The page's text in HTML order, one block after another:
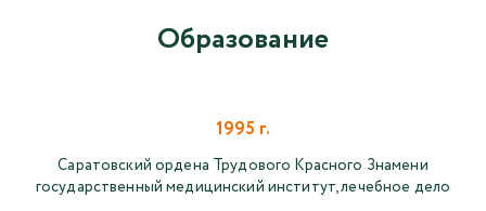
Образование
1995 г.
Саратовский ордена Трудового Красного Знамени
государственный медицинский институт, лечебное дело